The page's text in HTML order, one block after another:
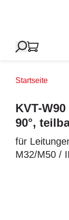
Startseite
KVT-
90°,
für
M32/M50 /